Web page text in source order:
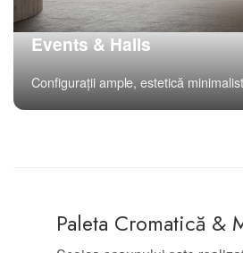
Events & Halls
Configurații ample, estetică
Paleta Cromatică &